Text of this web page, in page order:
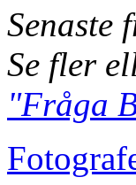
Senaste
Se fler
"Fråga